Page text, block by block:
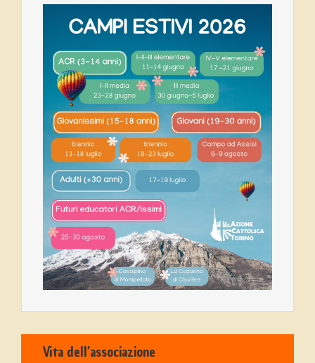
Vita dell’associazione